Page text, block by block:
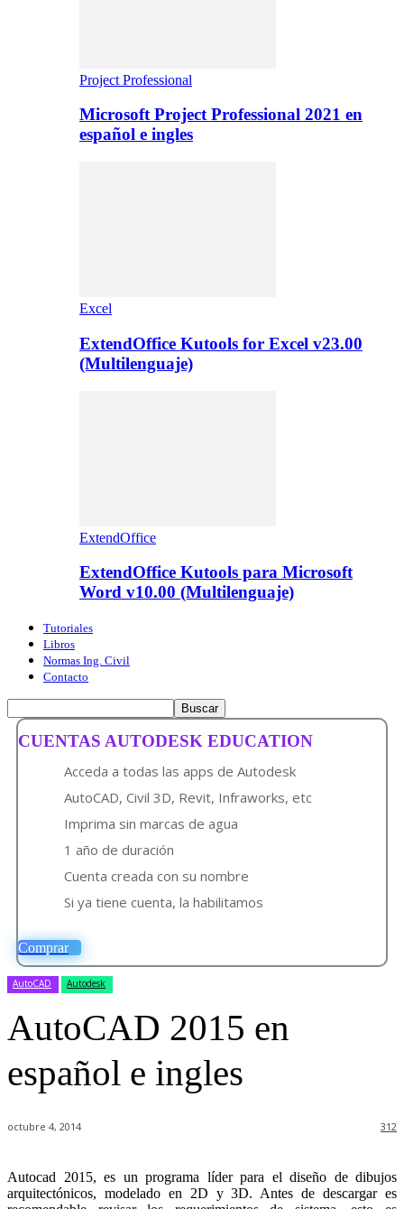
Project Professional
Microsoft Project Professional 2021 en
español e ingles
Excel
ExtendOffice Kutools for Excel v23.00
(Multilenguaje)
ExtendOffice
ExtendOffice Kutools para Microsoft
Word v10.00 (Multilenguaje)
Tutoriales
Libros
Normas Ing. Civil
Contacto
CUENTAS AUTODESK EDUCATION
Acceda a todas las apps de Autodesk
AutoCAD, Civil 3D, Revit, Infraworks, etc
Imprima sin marcas de agua
1 año de duración
Cuenta creada con su nombre
Si ya tiene cuenta, la habilitamos
Comprar
AutoCAD Autodesk
AutoCAD 2015 en
español e ingles
octubre 4, 2014 312
Autocad 2015, es un programa líder para el diseño de dibujos
arquitectónicos, modelado en 2D y 3D. Antes de descargar es